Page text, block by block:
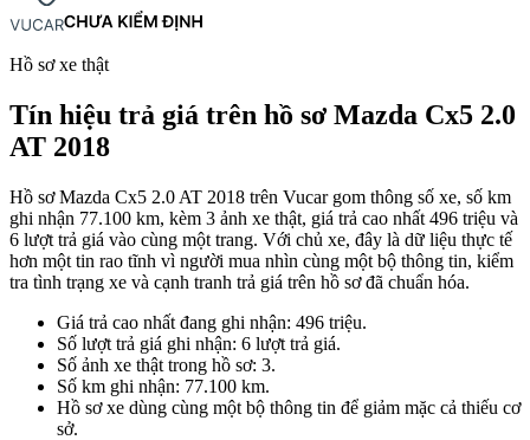
Hồ sơ xe thật
Tín hiệu trả giá trên hồ sơ Mazda Cx5 2.0
AT 2018
Hồ sơ Mazda Cx5 2.0 AT 2018 trên Vucar gom thông số xe, số km
ghi nhận 77.100 km, kèm 3 ảnh xe thật, giá trả cao nhất 496 triệu và
6 lượt trả giá vào cùng một trang. Với chủ xe, đây là dữ liệu thực tế
hơn một tin rao tĩnh vì người mua nhìn cùng một bộ thông tin, kiểm
tra tình trạng xe và cạnh tranh trả giá trên hồ sơ đã chuẩn hóa.
Giá trả cao nhất đang ghi nhận: 496 triệu.
Số lượt trả giá ghi nhận: 6 lượt trả giá.
Số ảnh xe thật trong hồ sơ: 3.
Số km ghi nhận: 77.100 km.
Hồ sơ xe dùng cùng một bộ thông tin để giảm mặc cả thiếu cơ
sở.